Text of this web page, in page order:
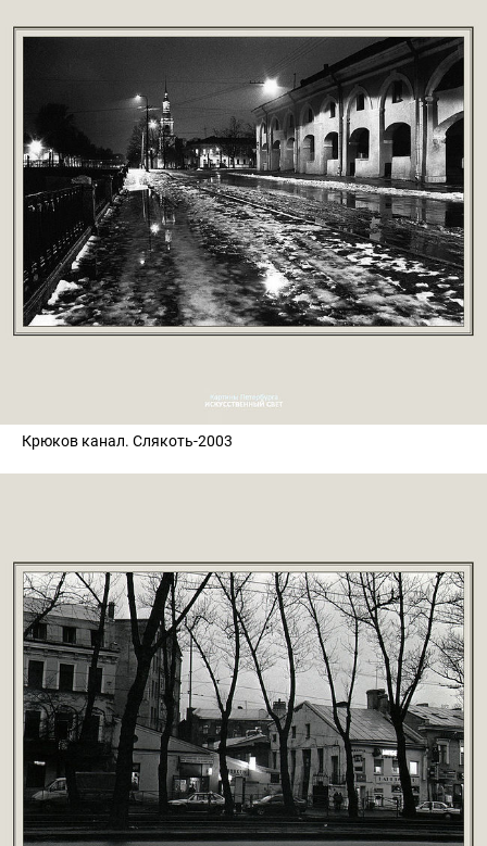
Крюков канал. Слякоть-2003